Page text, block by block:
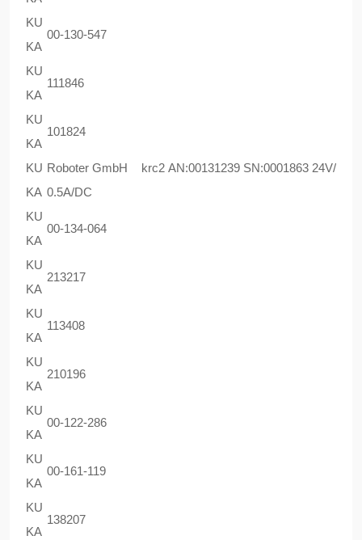
KU
KA
00-130-547
KU
KA
111846
KU
KA
101824
KU
KA
Roboter GmbH krc2 AN:00131239 SN:0001863 24V/
0.5A/DC
KU
KA
00-134-064
KU
KA
213217
KU
KA
113408
KU
KA
210196
KU
KA
00-122-286
KU
KA
00-161-119
KU
KA
138207